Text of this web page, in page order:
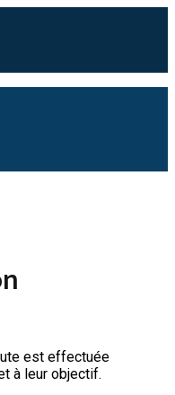
est effectuée
à leur objectif.